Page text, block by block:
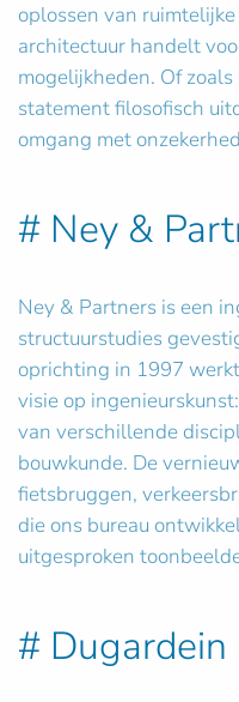
oplossen van
architectuur handelt
mogelijkheden. Of
statement filosofisch
omgang met
# Ney &
Ney & Partners is een
structuurstudies
oprichting in 1997
visie op
van verschillende
bouwkunde. De
fietsbruggen,
die ons bureau
uitgesproken
#